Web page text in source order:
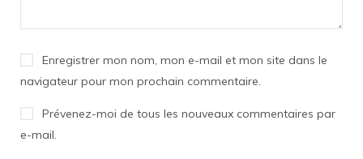
Enregistrer mon nom, mon e-mail et mon site dans le
navigateur pour mon prochain commentaire.
Prévenez-moi de tous les nouveaux commentaires par
e-mail.